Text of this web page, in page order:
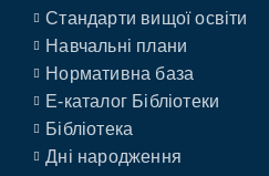
Стандарти вищої освіти
Навчальні плани
Нормативна база
E-каталог Бібліотеки
Бібліотека
Дні народження